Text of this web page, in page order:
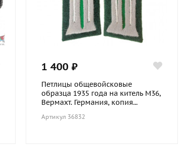
1 400 ₽
Петлицы общевойсковые
образца 1935 года на китель М36,
Вермахт. Германия, копия...
Артикул 36832